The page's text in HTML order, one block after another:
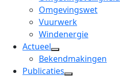
Omgevingswet
Vuurwerk
Windenergie
Actueel
open
dropdown
Bekendmakingen
Publicaties